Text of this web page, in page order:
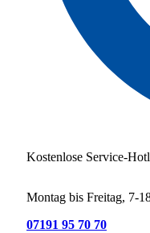
Kostenlose Service-
Montag bis Freitag, 7-
07191 95 70 70